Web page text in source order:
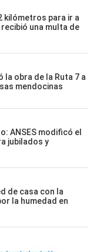
kilómetros para ir a
una multa de
la obra de la Ruta 7 a
mendocinas
ANSES modificó el
jubilados y
de casa con la
la humedad en